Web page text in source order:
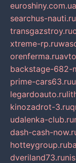
euroshiny.com.ua
searchus-nauti.ru
transgazstroy.ru
xtreme-rp.ru
orenferma.ru
backstage-682-
prime-cars63.ru
legardoauto.ru
kinozadrot-3.ru
udalenka-club.ru
dash-cash-
hotteygroup.ru
dveriland73.ru